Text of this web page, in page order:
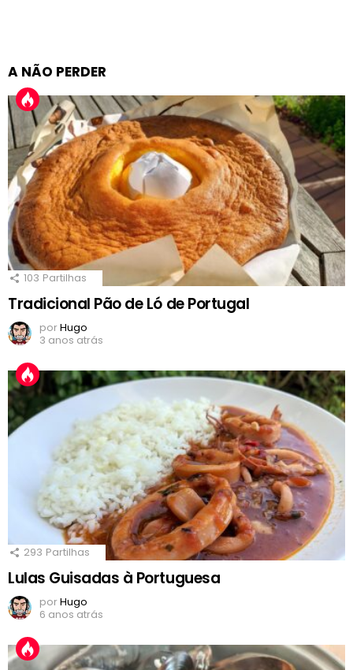
A NÃO PERDER
103 Partilhas
Tradicional Pão de Ló de Portugal
porHugo
3 anos atrás
293 Partilhas
Lulas Guisadas à Portuguesa
porHugo
6 anos atrás